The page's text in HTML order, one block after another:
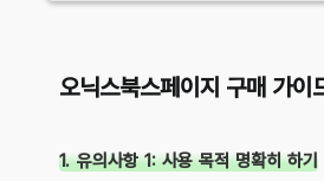
오닉스북스페이지 구매 가이
1. 유의사항 1: 사용 목적 명확히 하기